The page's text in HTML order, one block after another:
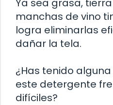
Ya sea grasa,
manchas de vino
logra eliminarlas
dañar la tela.
¿Has tenido
este detergente
difíciles?